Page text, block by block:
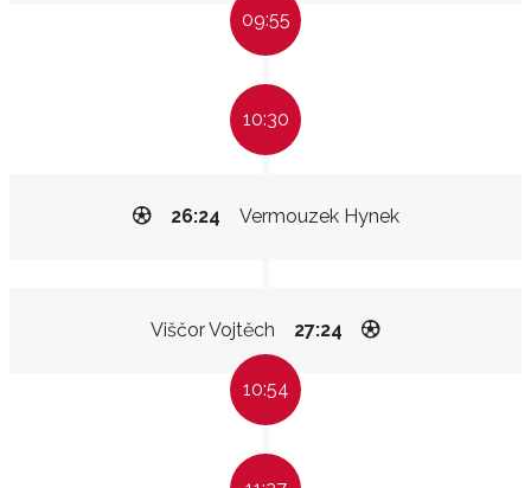
09:55
10:30
Vermouzek Hynek
26:24
Viščor Vojtěch 27:24
10:54